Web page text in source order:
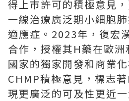
得上市許可的積極意見
一線治療廣泛期小細胞肺
適應症。2023年，復宏
合作，授權其H藥在歐
國家的獨家開發和商業
CHMP積極意見，標志
現更廣泛的可及性更近一